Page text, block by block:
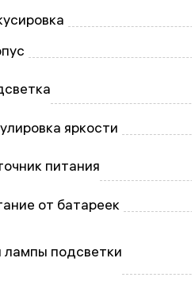
яркости
питания
от батареек
лампы подсветки